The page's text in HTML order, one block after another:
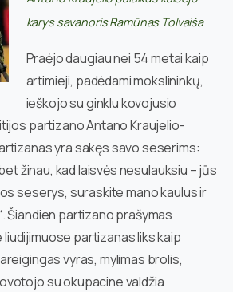
karys savanoris Ramūnas Tolvaiša
Praėjo daugiau nei 54 metai kaip
artimieji, padėdami mokslininkų,
ieškojo su ginklu kovojusio
partizano Antano Kraujelio-
yra sakęs savo seserims:
žinau, kad laisvės nesulauksiu – jūs
seserys, suraskite mano kaulus ir
Šiandien partizano prašymas
partizanas liks kaip
vyras, mylimas brolis,
su okupacine valdžia